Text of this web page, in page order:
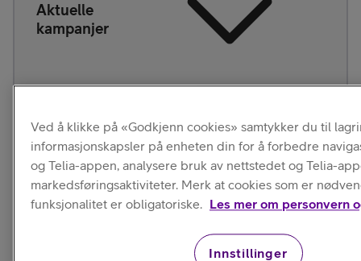
Aktuelle
kampanjer
Allerede kunde?
Logg inn for å se hvilke fordeler og rabatter du kan få.
Ved å klikke på «Godkjenn cookies» samtykker du til
informasjonskapsler på enheten din for å forbedre
og Telia-appen, analysere bruk av nettstedet og Telia-
markedsføringsaktiviteter. Merk at cookies som er
funksjonalitet er obligatoriske. Les mer om personvern
Innstillinger